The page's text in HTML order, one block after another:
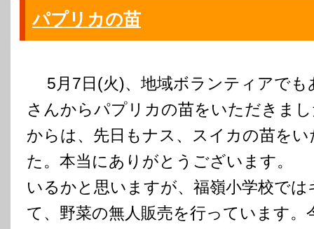
パプリカの苗
5月7日(火)、地域ボランティアでも
さんからパプリカの苗をいただきま
からは、先日もナス、スイカの苗を
た。本当にありがとうございます。
いるかと思いますが、福嶺小学校で
て、野菜の無人販売を行っています。